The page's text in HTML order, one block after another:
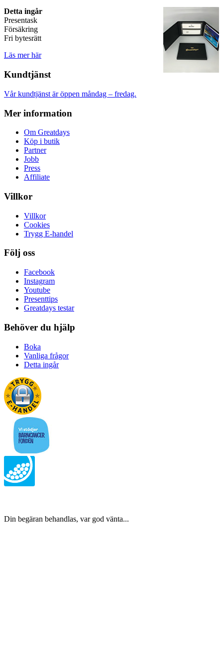
Detta ingår
Presentask
Försäkring
Fri bytesrätt
Läs mer här
Kundtjänst
Vår kundtjänst är öppen måndag – fredag.
Mer information
Om Greatdays
Köp i butik
Partner
Jobb
Press
Affiliate
Villkor
Villkor
Cookies
Trygg E-handel
Följ oss
Facebook
Instagram
Youtube
Presenttips
Greatdays testar
Behöver du hjälp
Boka
Vanliga frågor
Detta ingår
Din begäran behandlas, var god vänta...